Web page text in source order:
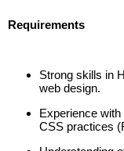
Requirements
Strong skills in
web design.
Experience
CSS practices